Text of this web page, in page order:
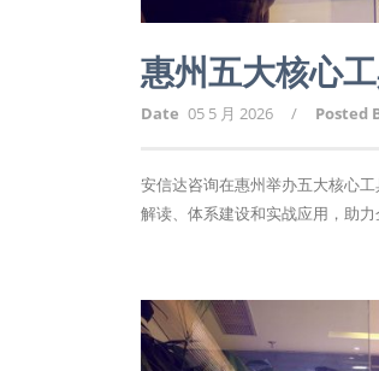
惠州五大核心
Date 05 5 月 2026 / Posted
安信达咨询在惠州举办五大核心
解读、体系建设和实战应用，助